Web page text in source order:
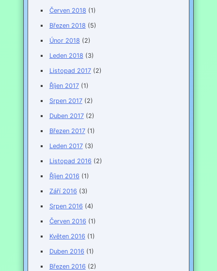
Červen 2018 (1)
Březen 2018 (5)
Únor 2018 (2)
Leden 2018 (3)
Listopad 2017(2)
Říjen 2017(1)
Srpen 2017(2)
Duben 2017(2)
Březen 2017(1)
Leden 2017(3)
Listopad 2016 (2)
Říjen 2016 (1)
Září 2016 (3)
Srpen 2016 (4)
Červen 2016 (1)
Květen 2016 (1)
Duben 2016 (1)
Březen 2016 (2)